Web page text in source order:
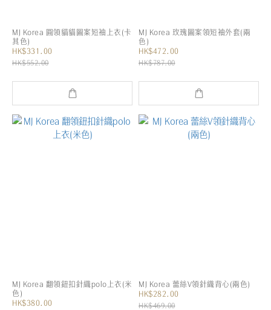
MJ Korea 圓領貓貓圖案短袖上衣(卡
其色)
HK$331.00
HK$552.00
MJ Korea 玫瑰圖案領短袖外套(兩
色)
HK$472.00
HK$787.00
MJ Korea 翻領鈕扣針織polo上衣(米
色)
HK$380.00
MJ Korea 蕾絲V領針織背心(兩色)
HK$282.00
HK$469.00